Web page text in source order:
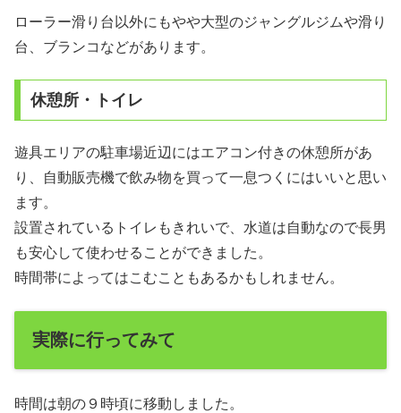
ローラー滑り台以外にもやや大型のジャングルジムや滑り
台、ブランコなどがあります。
休憩所・トイレ
遊具エリアの駐車場近辺にはエアコン付きの休憩所があ
り、自動販売機で飲み物を買って一息つくにはいいと思い
ます。
設置されているトイレもきれいで、水道は自動なので長男
も安心して使わせることができました。
時間帯によってはこむこともあるかもしれません。
実際に行ってみて
時間は朝の９時頃に移動しました。